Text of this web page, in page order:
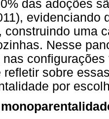
das adoções
evidenciando
construindo uma
Nesse
nas
refletir sobre
por